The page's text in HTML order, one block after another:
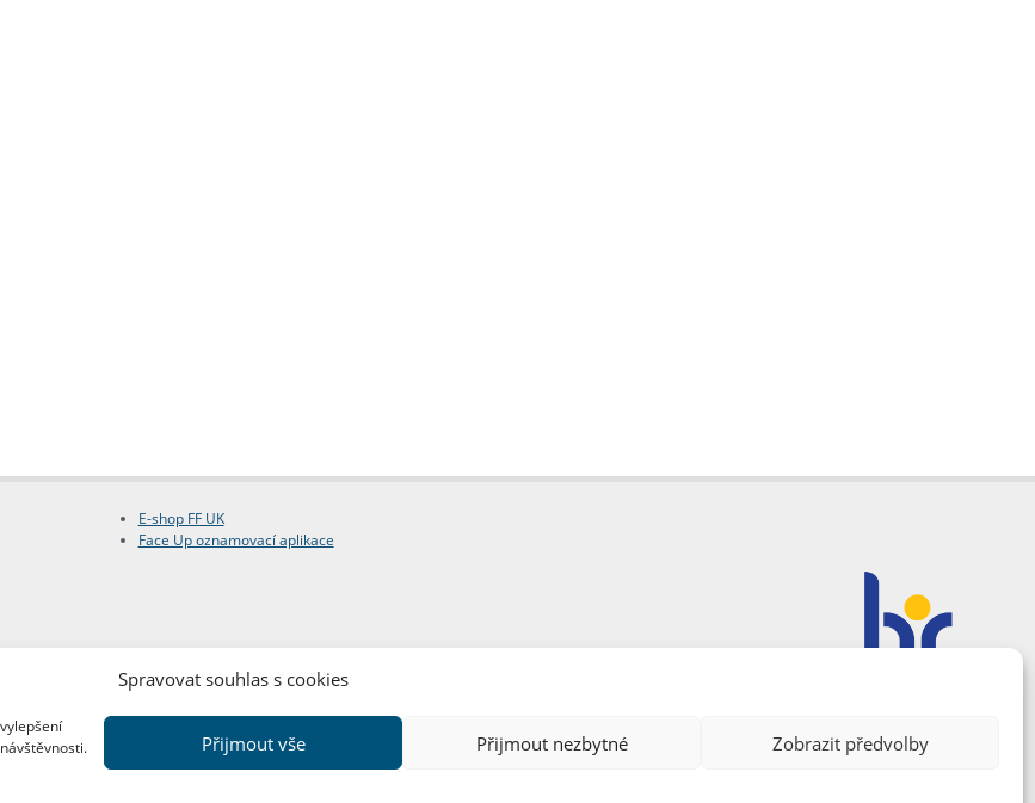
Spravovat souhlas s cookies
Přijmout vše Přijmout nezbytné Zobrazit předvolby
E-shop FF UK
Face Up oznamovací aplikace